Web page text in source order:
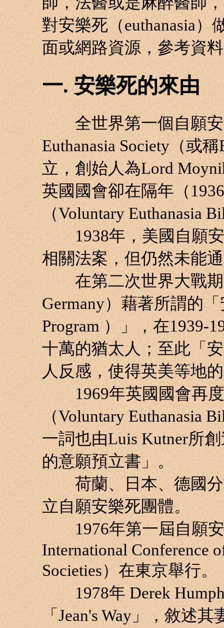
對安樂死（euthanasia
面或網路資源，參考資
一. 安樂死的來由
全世界第一個自願安
Euthanasia Society（或
立，創始人為Lord
英國國會卻在隔年（
（Voluntary Euthanasia
1938年，美國自願安
相關法案，但仍然未能
在第二次世界大戰期
Germany）藉著所謂的
Program ）」，在1939-
十萬的猶太人；至此「
人反感，使得英美等地
1969年英國國會再度
（Voluntary Euthanasia
一詞也由Luis Kutner所
的意願預立書」。
荷蘭、日本、德國分
立自願安樂死團體。
1976年第一屆自願安
International Conference
Societies）在東京舉行。
1978年 Derek
「Jean's Way」，敘述